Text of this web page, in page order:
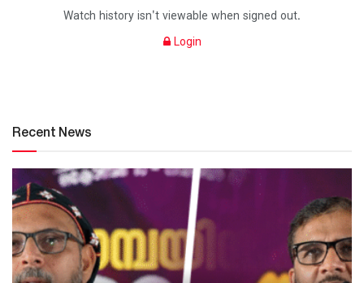
Watch history isn't viewable when signed out.
Login
Recent News